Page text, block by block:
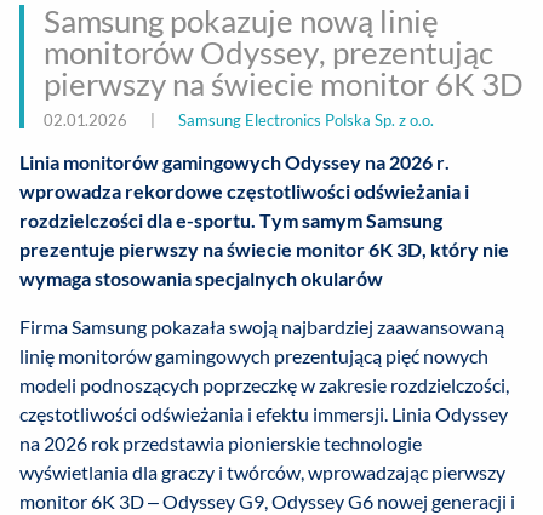
Samsung pokazuje nową linię
monitorów Odyssey, prezentując
pierwszy na świecie monitor 6K 3D
02.01.2026 Samsung Electronics Polska Sp. z o.o.
Linia monitorów gamingowych Odyssey na 2026 r.
wprowadza rekordowe częstotliwości odświeżania i
rozdzielczości dla e-sportu. Tym samym Samsung
prezentuje pierwszy na świecie monitor 6K 3D, który nie
wymaga stosowania specjalnych okularów
Firma Samsung pokazała swoją najbardziej zaawansowaną
linię monitorów gamingowych prezentującą pięć nowych
modeli podnoszących poprzeczkę w zakresie rozdzielczości,
częstotliwości odświeżania i efektu immersji. Linia Odyssey
na 2026 rok przedstawia pionierskie technologie
wyświetlania dla graczy i twórców, wprowadzając pierwszy
monitor 6K 3D – Odyssey G9, Odyssey G6 nowej generacji i